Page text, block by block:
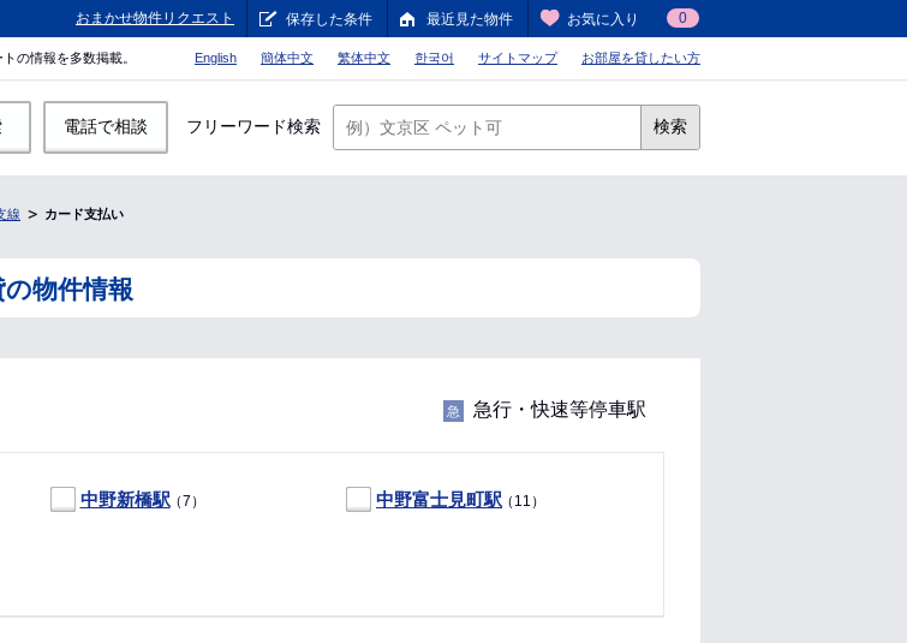
おまかせ物件リクエスト 保存した条件 最近見た物件 お気に入り 0
の情報を多数掲載。 English 簡体中文 繁体中文 한국어 サイトマップ お部屋を貸したい方
電話で相談 フリーワード検索 検索
線 カード支払い
物件情報
急 急行・快速等停車駅
中野新橋駅（7） 中野富士見町駅（11）